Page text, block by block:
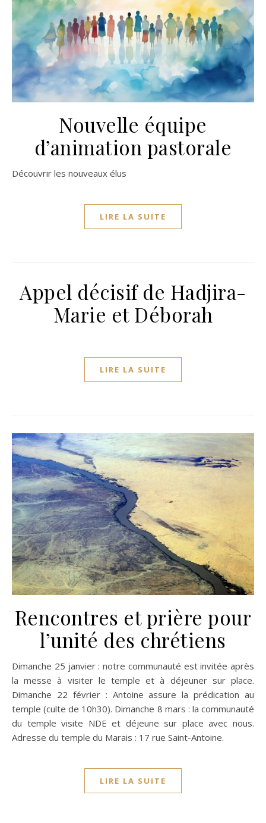
Nouvelle équipe
d’animation pastorale
Découvrir les nouveaux élus
LIRE LA SUITE
Appel décisif de Hadjira-
Marie et Déborah
LIRE LA SUITE
Rencontres et prière pour
l’unité des chrétiens
Dimanche 25 janvier : notre communauté est invitée après
la messe à visiter le temple et à déjeuner sur place.
Dimanche 22 février : Antoine assure la prédication au
temple (culte de 10h30). Dimanche 8 mars : la communauté
du temple visite NDE et déjeune sur place avec nous.
Adresse du temple du Marais : 17 rue Saint-Antoine.
LIRE LA SUITE